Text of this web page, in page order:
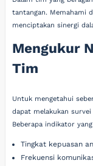
tantangan. Memahami
menciptakan sinergi
Mengukur
Tim
Untuk mengetahui
dapat melakukan
Beberapa indikator
Tingkat kepuasan
Frekuensi